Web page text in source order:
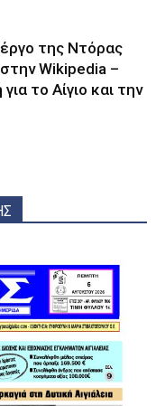
της Ντόρας
Wikipedia –
το Αίγιο και την